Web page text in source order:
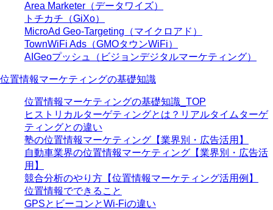
Area Marketer（データワイズ）
トチカチ（GiXo）
MicroAd Geo-Targeting（マイクロアド）
TownWiFi Ads（GMOタウンWiFi）
AIGeoプッシュ（ビジョンデジタルマーケティング）
位置情報マーケティングの基礎知識
位置情報マーケティングの基礎知識_TOP
ヒストリカルターゲティングとは？リアルタイムターゲ
ティングとの違い
塾の位置情報マーケティング【業界別・広告活用】
自動車業界の位置情報マーケティング【業界別・広告活
用】
競合分析のやり方【位置情報マーケティング活用例】
位置情報でできること
GPSとビーコンとWi-Fiの違い